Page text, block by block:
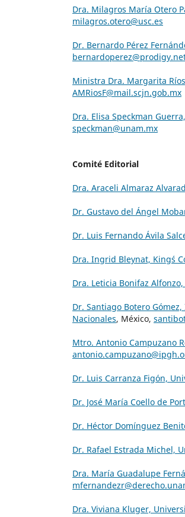
Dra. Milagros María Otero
milagros.otero@usc.es
Dr. Bernardo Pérez
Ministra Dra. Margarita
AMRiosF@mail.scjn.gob.mx
Dra. Elisa Speckman
speckman@unam.mx
Comité Editorial
Dra. Araceli Almaraz
Dr. Gustavo del Ángel
Dr. Luis Fernando Ávila
Dra. Ingrid Bleynat, King´s
Dra. Leticia Bonifaz
Dr. Santiago Botero
Nacionales, México,
Mtro. Antonio Campuzano
Dr. Luis Carranza Figón,
Dr. José María Coello de
Dr. Héctor Domínguez
Dr. Rafael Estrada Michel,
Dra. María Guadalupe
Dra. Viviana Kluger,